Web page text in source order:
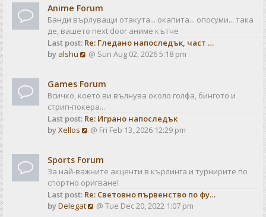
s
e
s
t
p
s
t
w
t
h
e
e
s
t
p
o
t
Anime Forum
Банди върлуващи отакута... окапита... опосуми... така
де, вашето next door аниме кътче
Last post: Re: Гледано напоследък, част …
by alshu
V
w
t
h
e
l
e
s
t
p
o
@ Sun Aug 02, 2026 5:18 pm
Games Forum
Всичко, което ви вълнува около голфа, бингото и
стрип-покера...
Last post: Re: Играно напоследък
byXellos
V
w
t
h
e
l
@ Fri Feb 13, 2026 12:29 pm
Sports Forum
За най-важните акценти в кърлинга и турнирите по
спортно оригване!
Last post: Re: Световно първенство по фу…
byDelegat
V@ Tue Dec 20, 2022 1:07 pm